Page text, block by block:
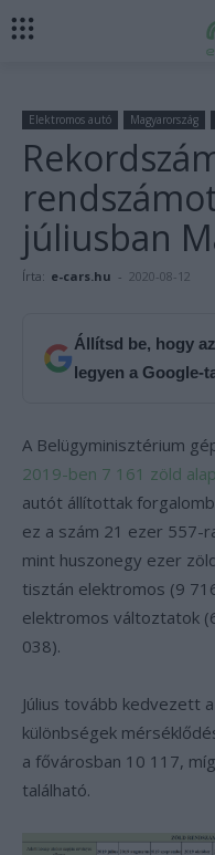
Elektromos autó Magyarország
júliusban
Írta: e-cars.hu - 2020-08-12
Állítsd be, hogy
legyen a Google-
A Belügyminisztérium
2019-ben 7 161 zöld
autót állítottak
ez a szám 21 ezer 557-
mint huszonegy ezer
tisztán elektromos (9
elektromos változtatok
038).
Július tovább kedvezett
különbségek
a fővárosban 10 117,
található.